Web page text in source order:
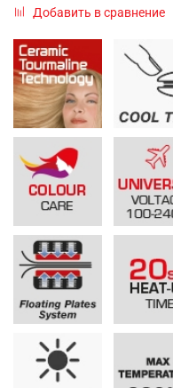
Добавить в сравнение